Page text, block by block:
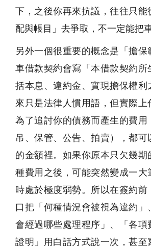
下，之後你再來抗議，往往只能
配與帳目」去爭取，不一定能把
另外一個很重要的概念是「擔保
車借款契約會寫「本借款契約所
括本息、違約金、實現擔保權利
來只是法律人慣用語，但實際上
為了追討你的債務而產生的費用
吊、保管、公告、拍賣），都可
的金額裡。如果你原本只欠幾期
種費用之後，可能突然變成一大
時處於極度弱勢。所以在簽約前
口把「何種情況會被視為違約」
會經過哪些處理程序」、「各項
證明」用白話方式說一次，甚至